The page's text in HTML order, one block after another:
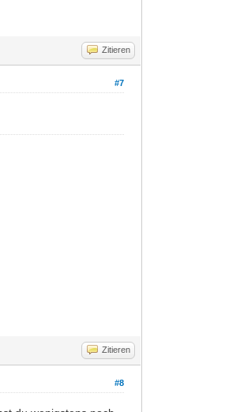
Zitieren
#7
Zitieren
#8